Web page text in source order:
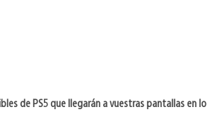
de PS5 que llegarán a vuestras pantallas en lo